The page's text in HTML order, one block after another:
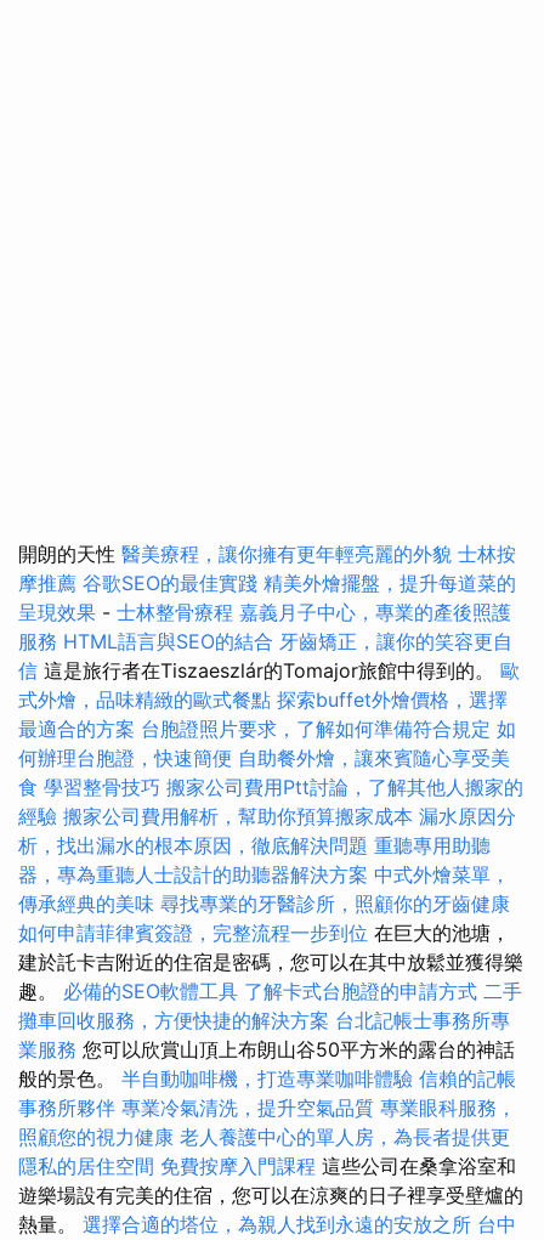
開朗的天性 醫美療程，讓你擁有更年輕亮麗的外貌 士林按
摩推薦 谷歌SEO的最佳實踐 精美外燴擺盤，提升每道菜的
呈現效果 - 士林整骨療程 嘉義月子中心，專業的產後照護
服務 HTML語言與SEO的結合 牙齒矯正，讓你的笑容更自
信 這是旅行者在Tiszaeszlár的Tomajor旅館中得到的。 歐
式外燴，品味精緻的歐式餐點 探索buffet外燴價格，選擇
最適合的方案 台胞證照片要求，了解如何準備符合規定 如
何辦理台胞證，快速簡便 自助餐外燴，讓來賓隨心享受美
食 學習整骨技巧 搬家公司費用Ptt討論，了解其他人搬家的
經驗 搬家公司費用解析，幫助你預算搬家成本 漏水原因分
析，找出漏水的根本原因，徹底解決問題 重聽專用助聽
器，專為重聽人士設計的助聽器解決方案 中式外燴菜單，
傳承經典的美味 尋找專業的牙醫診所，照顧你的牙齒健康
如何申請菲律賓簽證，完整流程一步到位 在巨大的池塘，
建於託卡吉附近的住宿是密碼，您可以在其中放鬆並獲得樂
趣。 必備的SEO軟體工具 了解卡式台胞證的申請方式 二手
攤車回收服務，方便快捷的解決方案 台北記帳士事務所專
業服務 您可以欣賞山頂上布朗山谷50平方米的露台的神話
般的景色。 半自動咖啡機，打造專業咖啡體驗 信賴的記帳
事務所夥伴 專業冷氣清洗，提升空氣品質 專業眼科服務，
照顧您的視力健康 老人養護中心的單人房，為長者提供更
隱私的居住空間 免費按摩入門課程 這些公司在桑拿浴室和
遊樂場設有完美的住宿，您可以在涼爽的日子裡享受壁爐的
熱量。 選擇合適的塔位，為親人找到永遠的安放之所 台中